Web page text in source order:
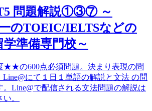
問題解説①③⑦ ～
のTOEIC/IELTSなどの
準備専門校～
★★の600点必須問題。決まり表現の問
にて１日１単語の解説と文法 の問
。Line@で配信される文法問題の解説は
。